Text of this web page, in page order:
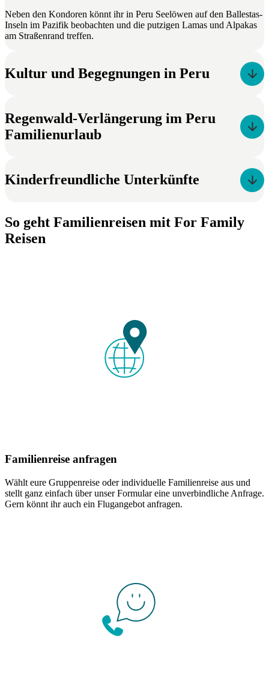
Neben den Kondoren könnt ihr in Peru Seelöwen auf den Ballestas-
Inseln im Pazifik beobachten und die putzigen Lamas und Alpakas
am Straßenrand treffen.
Kultur und Begegnungen in Peru
Regenwald-Verlängerung im Peru
Familienurlaub
Kinderfreundliche Unterkünfte
So geht Familienreisen mit For Family
Reisen
Familienreise anfragen
Wählt eure Gruppenreise oder individuelle Familienreise aus und
stellt ganz einfach über unser Formular eine unverbindliche Anfrage.
Gern könnt ihr auch ein Flugangebot anfragen.